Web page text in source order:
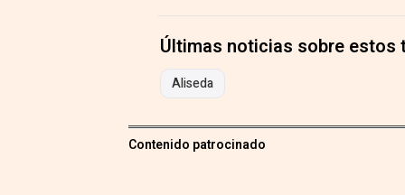
Últimas noticias sobre estos
Aliseda
Contenido patrocinado